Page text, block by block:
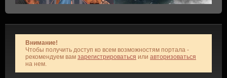
Внимание!
Чтобы получить доступ ко всем возможностям портала -
рекомендуем вам зарегистрироваться или авторизоваться
на нем.